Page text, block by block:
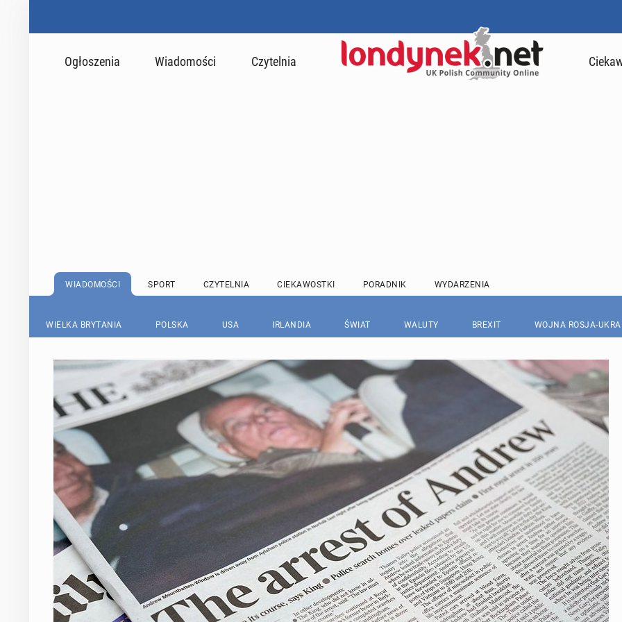
Ogłoszenia Wiadomości Czytelnia
WIADOMOŚCI SPORT CZYTELNIA CIEKAWOSTKI PORADNIK WYDARZENIA
WIELKA BRYTANIA POLSKA USA IRLANDIA ŚWIAT WALUTY BREXIT WOJNA ROSJA-